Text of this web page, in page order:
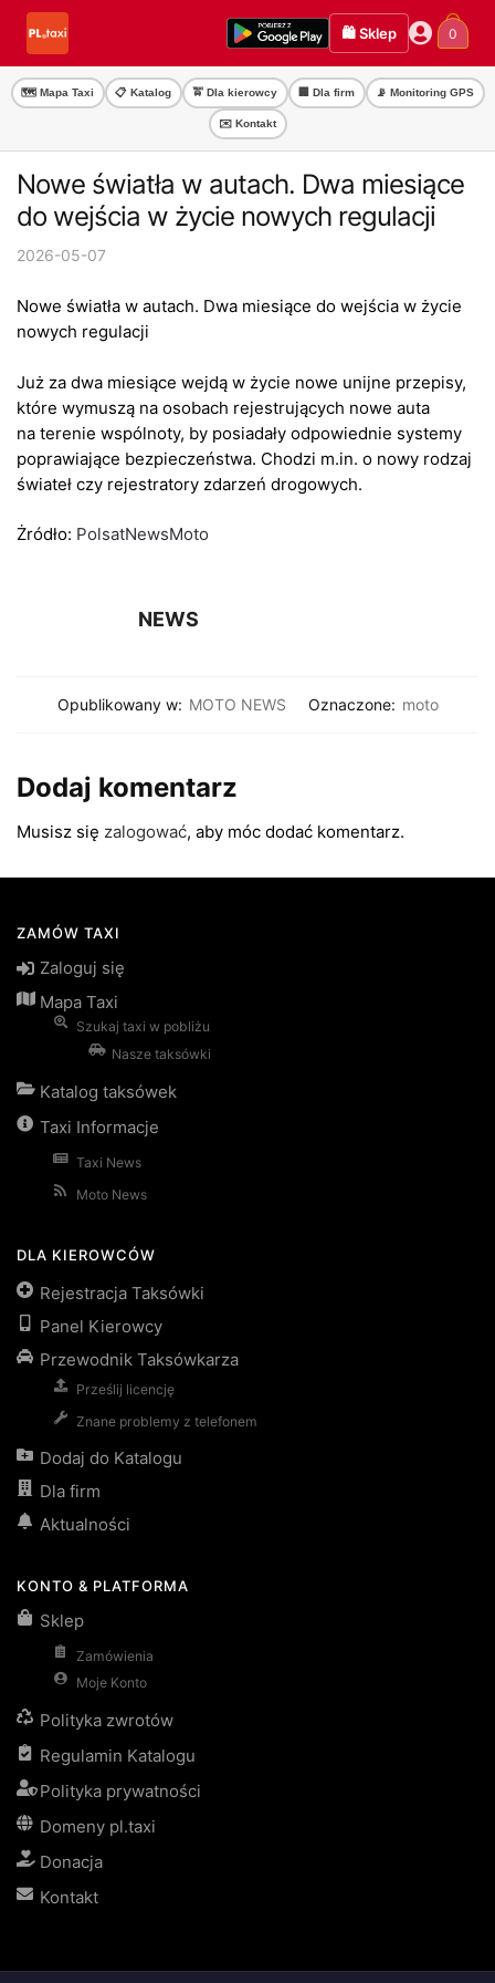
Przejdź
nawigacji
Przejdź
treści
🛍️ Sklep 0
🗺️ Mapa Taxi 📋 Katalog 🚖 Dla kierowcy 🏢 Dla firm 📡 Monitoring GPS
✉️ Kontakt
Nowe światła w autach. Dwa miesiące
do wejścia w życie nowych regulacji
2026-05-07
Nowe światła w autach. Dwa miesiące do wejścia w życie
nowych regulacji
Już za dwa miesiące wejdą w życie nowe unijne przepisy,
które wymuszą na osobach rejestrujących nowe auta
na terenie wspólnoty, by posiadały odpowiednie systemy
poprawiające bezpieczeństwa. Chodzi m.in. o nowy rodzaj
świateł czy rejestratory zdarzeń drogowych.
Żródło: PolsatNewsMoto
NEWS
Opublikowany w: MOTO NEWS Oznaczone: moto
Dodaj komentarz
Musisz się zalogować, aby móc dodać komentarz.
ZAMÓW TAXI
Zaloguj się
Mapa Taxi
Szukaj taxi w pobliżu
Nasze taksówki
Katalog taksówek
Taxi Informacje
Taxi News
Moto News
DLA KIEROWCÓW
Rejestracja Taksówki
Panel Kierowcy
Przewodnik Taksówkarza
Prześlij licencję
Znane problemy z telefonem
Dodaj do Katalogu
Dla firm
Aktualności
KONTO & PLATFORMA
Sklep
Zamówienia
Moje Konto
Polityka zwrotów
Regulamin Katalogu
Polityka prywatności
Domeny pl.taxi
Donacja
Kontakt